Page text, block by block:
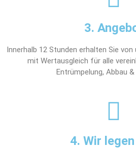
3.
Innerhalb 12 Stunden erhalten Sie
mit Wertausgleich für alle
Entrümpelung, Abbau
4. Wir